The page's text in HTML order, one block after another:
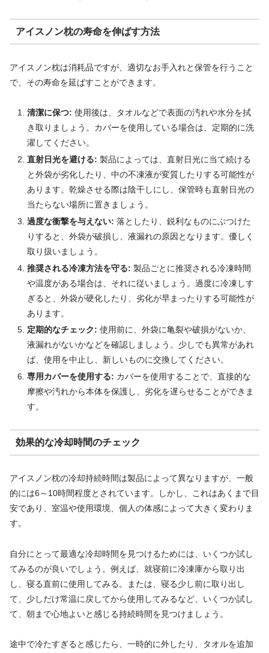
アイスノン枕の寿命を伸ばす方法
アイスノン枕は消耗品ですが、適切なお手入れと保管を行うこと
で、その寿命を延ばすことができます。
清潔に保つ: 使用後は、タオルなどで表面の汚れや水分を拭
き取りましょう。カバーを使用している場合は、定期的に洗
濯してください。
直射日光を避ける: 製品によっては、直射日光に当て続ける
と外袋が劣化したり、中の不凍液が変質したりする可能性が
あります。乾燥させる際は陰干しにし、保管時も直射日光の
当たらない場所に置きましょう。
過度な衝撃を与えない: 落としたり、鋭利なものにぶつけた
りすると、外袋が破損し、液漏れの原因となります。優しく
取り扱いましょう。
推奨される冷凍方法を守る: 製品ごとに推奨される冷凍時間
や温度がある場合は、それに従いましょう。過度に冷凍しす
ぎると、外袋が硬化したり、劣化が早まったりする可能性が
あります。
定期的なチェック: 使用前に、外袋に亀裂や破損がないか、
液漏れがないかなどを確認しましょう。少しでも異常があれ
ば、使用を中止し、新しいものに交換してください。
専用カバーを使用する: カバーを使用することで、直接的な
摩擦や汚れから本体を保護し、劣化を遅らせることができま
す。
効果的な冷却時間のチェック
アイスノン枕の冷却持続時間は製品によって異なりますが、一般
的には6～10時間程度とされています。しかし、これはあくまで目
安であり、室温や使用環境、個人の体感によって大きく変わりま
す。
自分にとって最適な冷却時間を見つけるためには、いくつか試し
てみるのが良いでしょう。例えば、就寝前に冷凍庫から取り出
し、寝る直前に使用してみる。または、寝る少し前に取り出し
て、少しだけ常温に戻してから使用してみるなど、いくつか試し
て、朝まで心地よいと感じる持続時間を見つけましょう。
途中で冷たすぎると感じたら、一時的に外したり、タオルを追加